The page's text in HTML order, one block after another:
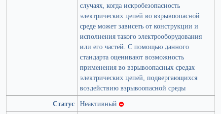
случаях, когда искробезопасность
электрических цепей во взрывоопасной
среде может зависеть от конструкции и
исполнения такого электрооборудования
или его частей. С помощью данного
стандарта оценивают возможность
применения во взрывоопасных средах
электрических цепей, подвергающихся
воздействию взрывоопасной среды
Статус Неактивный